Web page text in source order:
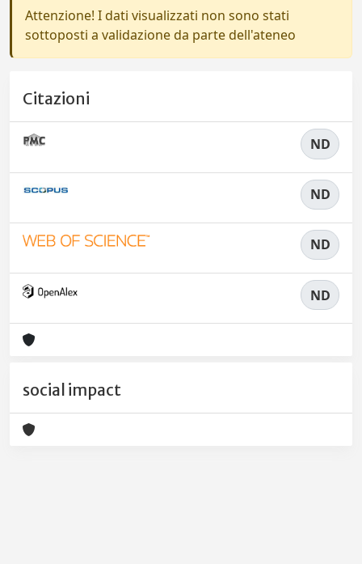
Attenzione! I dati visualizzati non sono stati
sottoposti a validazione da parte dell'ateneo
Citazioni
ND
ND
ND
ND
social impact